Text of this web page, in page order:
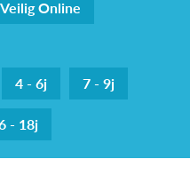
Veilig Online
4 - 6j
7 - 9j
- 18j